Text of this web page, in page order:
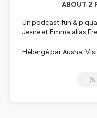
ABOUT 2
Un podcast fun &
Jeane et Emma alias
Hébergé par Ausha.